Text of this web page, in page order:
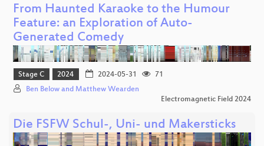
From Haunted Karaoke to the Humour
Feature: an Exploration of Auto-
Generated Comedy
Stage C 2024 2024-05-31
71
Ben Below and Matthew Wearden
Electromagnetic Field 2024
Die FSFW Schul-, Uni- und Makersticks